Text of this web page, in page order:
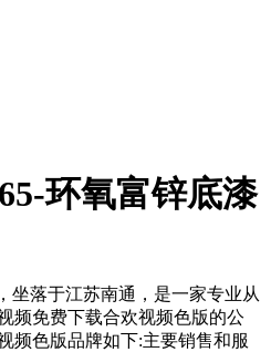
环氧富锌底漆
坐落于江苏南通，是一家专业从
频免费下载合欢视频色版的公
视频色版品牌如下:主要销售和服